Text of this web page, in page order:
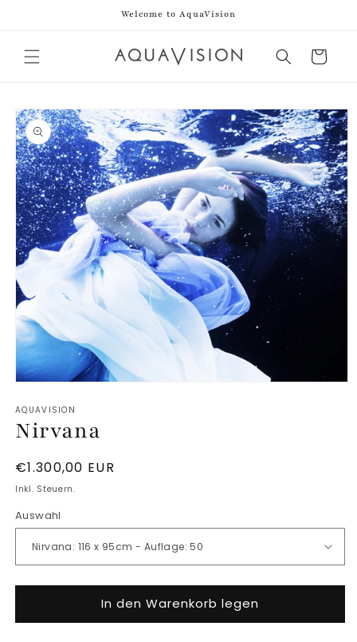
Welcome to AquaVision
Warenkorb
1
Modal
AQUAVISION
Nirvana
Normaler
Preis
€1.300,00 EUR
Inkl. Steuern.
Auswahl
In den Warenkorb legen